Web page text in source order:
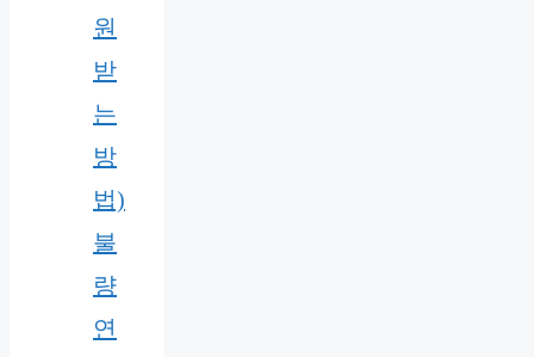
원
받
는
방
법)
불
량
연